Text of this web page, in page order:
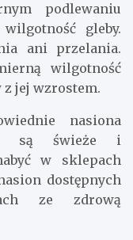
podlewaniu
gleby.
ani przelania.
wilgotność
z jej wzrostem.
nasiona
są świeże i
w sklepach
dostępnych
ze zdrową